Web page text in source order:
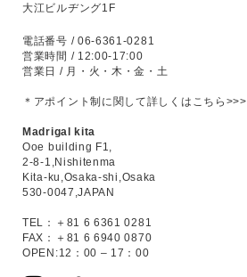
大江ビルヂング1F
電話番号 / 06-6361-0281
営業時間 / 12:00-17:00
営業日 / 月・火・木・金・土
＊アポイント制に関して詳しくはこちら>>>
Madrigal kita
Ooe building F1,
2-8-1,Nishitenma
Kita-ku,Osaka-shi,Osaka
530-0047,JAPAN
TEL：＋81 6 6361 0281
FAX：＋81 6 6940 0870
OPEN:12：00 – 17：00